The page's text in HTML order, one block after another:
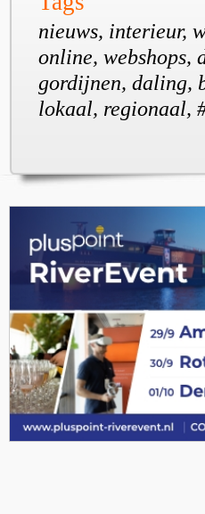
nieuws, interieur,
online, webshops,
gordijnen, daling,
lokaal, regionaal,